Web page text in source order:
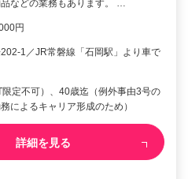
などの業務もあります。 …
円
1／JR常磐線「石岡駅」より車で
定不可）、40歳迄（例外事由3号の
によるキャリア形成のため）
詳細を見る